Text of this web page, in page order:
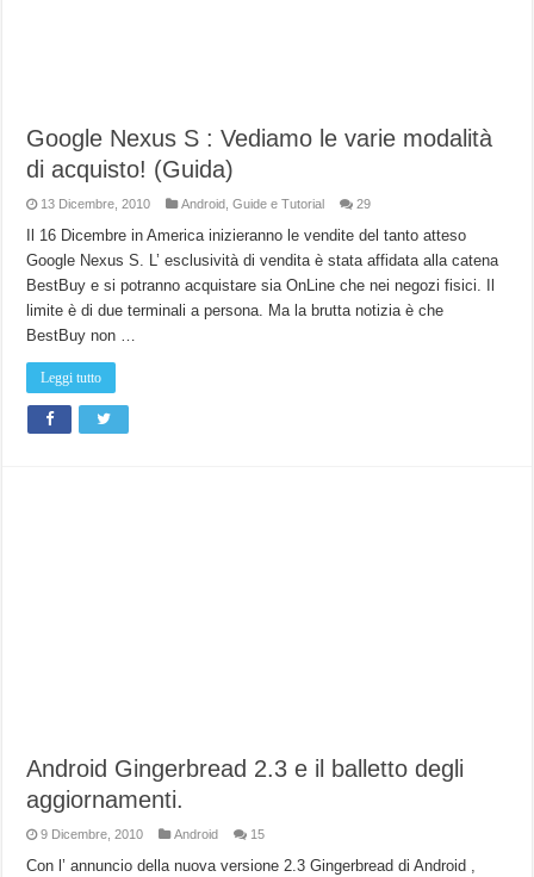
Google Nexus S : Vediamo le varie modalità
di acquisto! (Guida)
13 Dicembre, 2010 Android ,Guide e Tutorial 29
Il 16 Dicembre in America inizieranno le vendite del tanto atteso
Google Nexus S. L’ esclusività di vendita è stata affidata alla catena
BestBuy e si potranno acquistare sia OnLine che nei negozi fisici. Il
limite è di due terminali a persona. Ma la brutta notizia è che
BestBuy non …
Leggi tutto
Android Gingerbread 2.3 e il balletto degli
aggiornamenti.
9 Dicembre, 2010 Android 15
Con l’ annuncio della nuova versione 2.3 Gingerbread di Android ,